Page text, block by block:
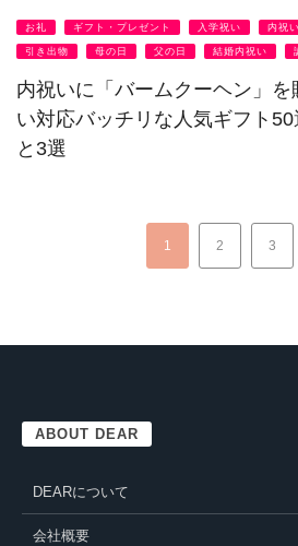
お礼 ギフト・プレゼント 入学祝い 内祝い
引き出物 母の日 父の日 結婚内祝い
内祝いに「バームクーヘン」
い対応バッチリな人気ギフト
と3選
1 2 3
ABOUT DEAR
DEARについて
会社概要